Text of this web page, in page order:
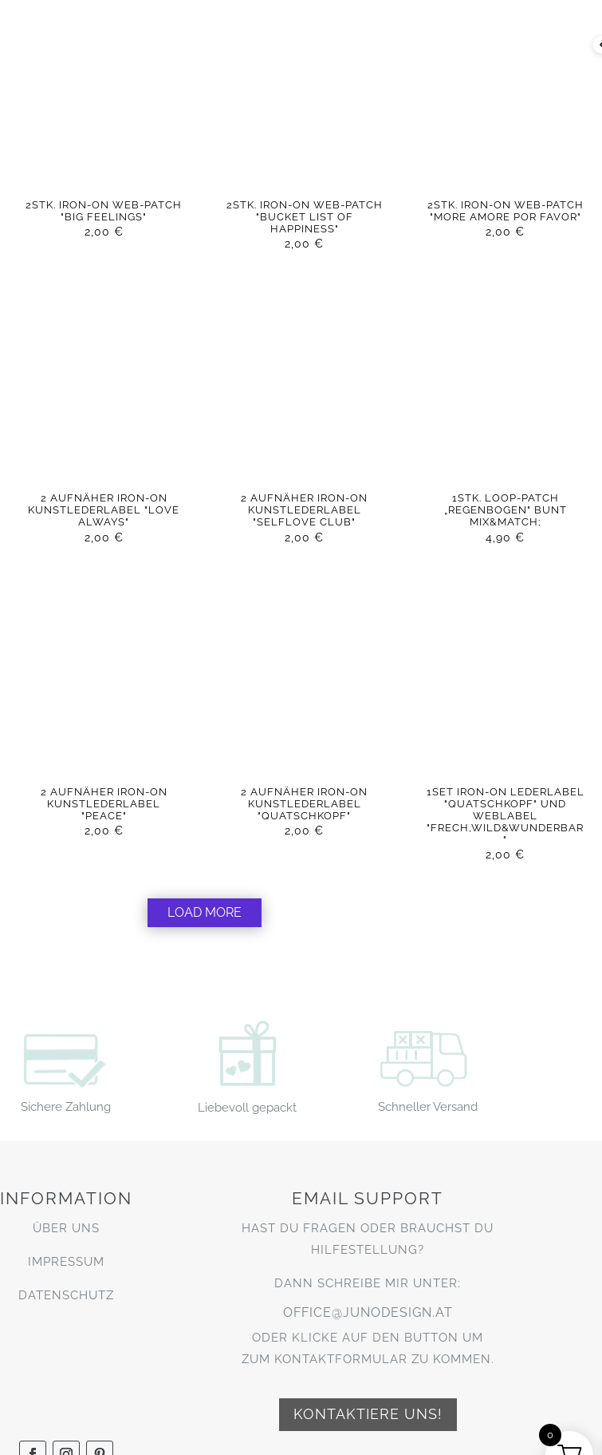
2STK. IRON-ON WEB-PATCH
"BIG FEELINGS"
2,00 €
2STK. IRON-ON WEB-PATCH
"BUCKET LIST OF
HAPPINESS"
2,00€
2STK. IRON-ON WEB-PATCH
"MORE AMORE POR FAVOR"
2,00€
2 AUFNÄHER IRON-ON
KUNSTLEDERLABEL "LOVE
ALWAYS"
2,00 €
2 AUFNÄHER IRON-ON
KUNSTLEDERLABEL
"SELFLOVE CLUB"
2,00€
1STK. LOOP-PATCH
„REGENBOGEN" BUNT
MIX&MATCH;
4,90€
2 AUFNÄHER IRON-ON
KUNSTLEDERLABEL
"PEACE"
2,00 €
2 AUFNÄHER IRON-ON
KUNSTLEDERLABEL
"QUATSCHKOPF"
2,00€
1SET IRON-ON LEDERLABEL
"QUATSCHKOPF" UND
WEBLABEL
"FRECH,WILD&WUNDERBAR
"
2,00€
LOAD MORE
Sichere Zahlung Liebevoll gepackt Schneller Versand
INFORMATION
ÜBER UNS
IMPRESSUM
DATENSCHUTZ
EMAIL SUPPORT
HAST DU FRAGEN ODER BRAUCHST DU
HILFESTELLUNG?
DANN SCHREIBE MIR UNTER:
OFFICE@JUNODESIGN.AT
ODER KLICKE AUF DEN BUTTON UM
ZUM KONTAKTFORMULAR ZU KOMMEN.
KONTAKTIERE UNS!
0